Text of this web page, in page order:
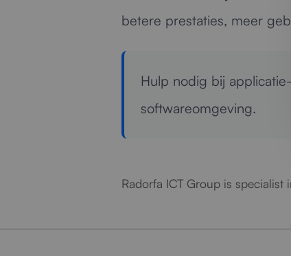
betere prestaties, meer
Hulp nodig bij
softwareomgeving.
Radorfa ICT Group is